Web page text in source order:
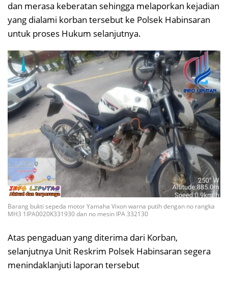
dan merasa keberatan sehingga melaporkan kejadian
yang dialami korban tersebut ke Polsek Habinsaran
untuk proses Hukum selanjutnya.
Barang bukti sepeda motor Yamaha Vixon warna putih dengan no rangka
MH3 1IPA0020K331930 dan no mesin IPA 332130
Atas pengaduan yang diterima dari Korban,
selanjutnya Unit Reskrim Polsek Habinsaran segera
menindaklanjuti laporan tersebut